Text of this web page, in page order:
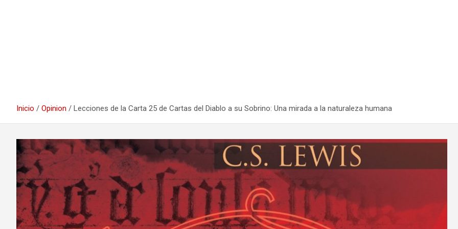
Inicio Opinion Lecciones de la Carta 25 de Cartas del Diablo a su Sobrino: Una mirada a la naturaleza humana